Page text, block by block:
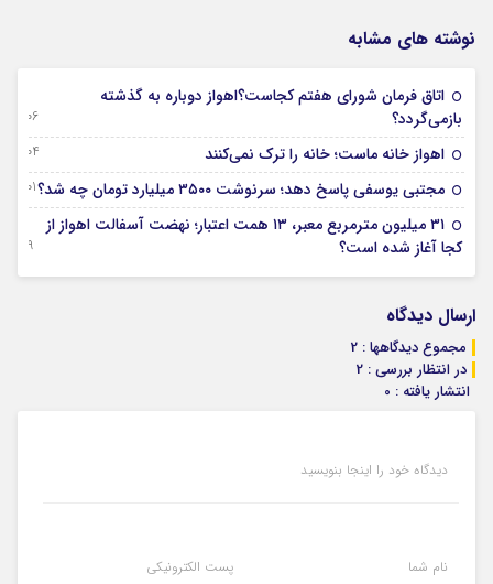
نوشته های مشابه
اتاق فرمان شورای هفتم کجاست؟اهواز دوباره به گذشته
بازمی‌گردد؟
06 آگوست 2026
اهواز خانه ماست؛ خانه را ترک نمی‌کنند 04 آگوست 2026
مجتبی یوسفی پاسخ دهد؛ سرنوشت ۳۵۰۰ میلیارد تومان چه شد؟ 01 آگوست 2026
۳۱ میلیون مترمربع معبر، ۱۳ همت اعتبار؛ نهضت آسفالت اهواز از
کجا آغاز شده است؟
29 جولای 2026
ارسال دیدگاه
مجموع دیدگاهها : 2
در انتظار بررسی : 2
انتشار یافته : 0
دیدگاه خود را اینجا بنویسید
نام شما پست الکترونیکی